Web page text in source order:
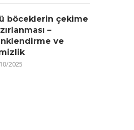
böceklerin çekime
–
ve
2025